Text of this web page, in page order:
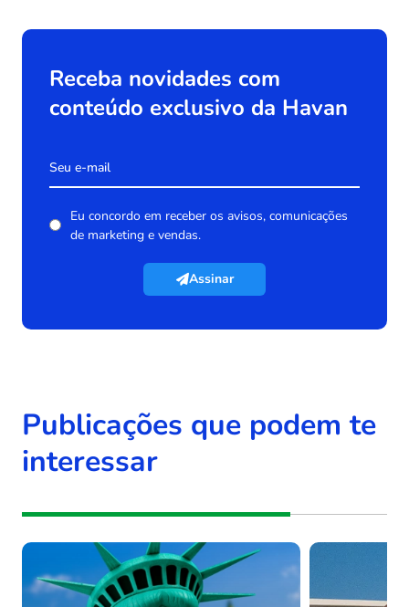
Receba novidades com
conteúdo exclusivo da Havan
Eu concordo em receber os avisos, comunicações
de marketing e vendas.
Assinar
Publicações que podem te
interessar